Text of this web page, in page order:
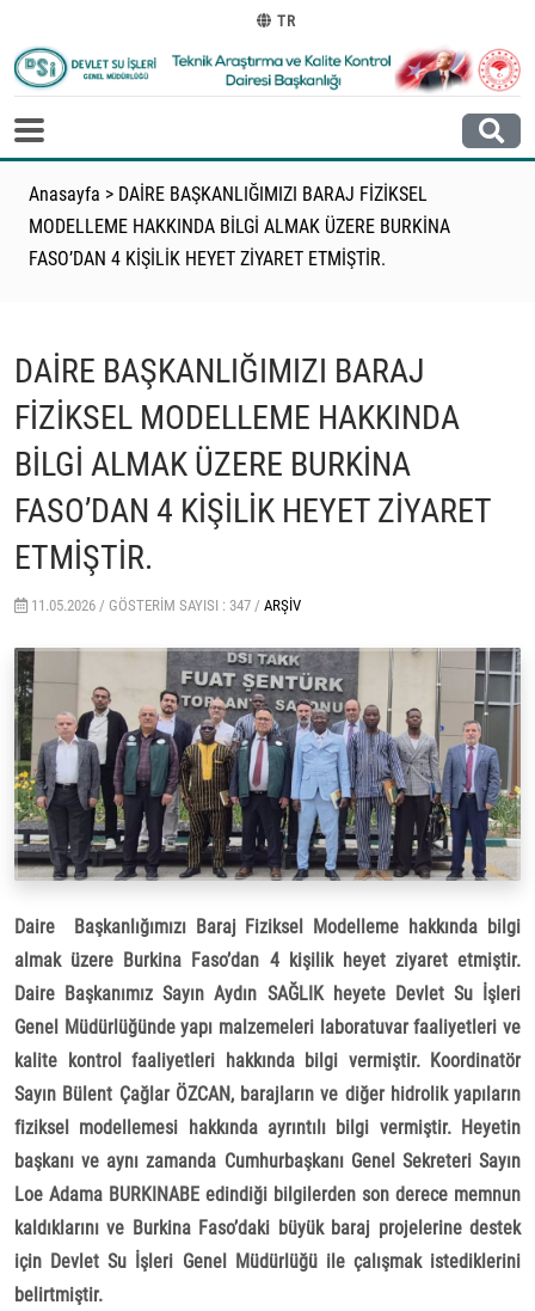
TR
Anasayfa > DAİRE BAŞKANLIĞIMIZI BARAJ FİZİKSEL
MODELLEME HAKKINDA BİLGİ ALMAK ÜZERE BURKİNA
FASO’DAN 4 KİŞİLİK HEYET ZİYARET ETMİŞTİR.
DAİRE BAŞKANLIĞIMIZI BARAJ
FİZİKSEL MODELLEME HAKKINDA
BİLGİ ALMAK ÜZERE BURKİNA
FASO’DAN 4 KİŞİLİK HEYET ZİYARET
ETMİŞTİR.
11.05.2026 / GÖSTERIM SAYISI : 347 / ARŞIV
Daire Başkanlığımızı Baraj Fiziksel Modelleme hakkında bilgi
almak üzere Burkina Faso’dan 4 kişilik heyet ziyaret etmiştir.
Daire Başkanımız Sayın Aydın SAĞLIK heyete Devlet Su İşleri
Genel Müdürlüğünde yapı malzemeleri laboratuvar faaliyetleri ve
kalite kontrol faaliyetleri hakkında bilgi vermiştir. Koordinatör
Sayın Bülent Çağlar ÖZCAN, barajların ve diğer hidrolik yapıların
fiziksel modellemesi hakkında ayrıntılı bilgi vermiştir. Heyetin
başkanı ve aynı zamanda Cumhurbaşkanı Genel Sekreteri Sayın
Loe Adama BURKINABE edindiği bilgilerden son derece memnun
kaldıklarını ve Burkina Faso’daki büyük baraj projelerine destek
için Devlet Su İşleri Genel Müdürlüğü ile çalışmak istediklerini
belirtmiştir.